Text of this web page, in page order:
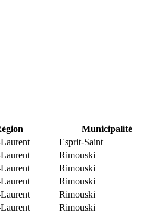
Municipalité
Esprit-Saint
Rimouski
Rimouski
Rimouski
Rimouski
Rimouski